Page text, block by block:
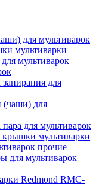
для мультиварок
мультиварки
мультиварок
для
(чаши) для
для мультиварок
крышки мультиварки
прочие
для мультиварок
Redmond RMC-